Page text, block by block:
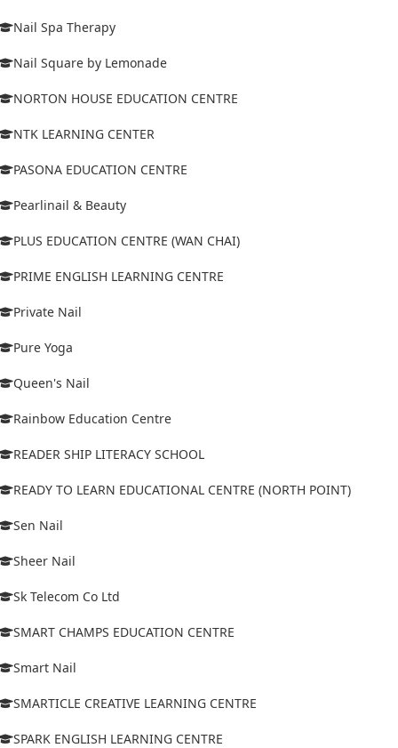
Nail Spa Therapy
Nail Square by Lemonade
NORTON HOUSE EDUCATION CENTRE
NTK LEARNING CENTER
PASONA EDUCATION CENTRE
Pearlinail & Beauty
PLUS EDUCATION CENTRE (WAN CHAI)
PRIME ENGLISH LEARNING CENTRE
Private Nail
Pure Yoga
Queen's Nail
Rainbow Education Centre
READER SHIP LITERACY SCHOOL
READY TO LEARN EDUCATIONAL CENTRE (NORTH POINT)
Sen Nail
Sheer Nail
Sk Telecom Co Ltd
SMART CHAMPS EDUCATION CENTRE
Smart Nail
SMARTICLE CREATIVE LEARNING CENTRE
SPARK ENGLISH LEARNING CENTRE